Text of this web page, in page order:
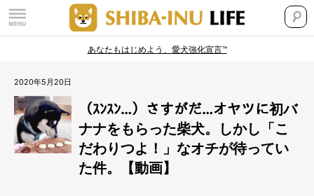
あなたもはじめよう、愛犬強化宣言™
2020年5月20日
（ｽﾝｽﾝ…）さすがだ…オヤツに初バ
ナナをもらった柴犬。しかし「こ
だわりつよ！」なオチが待ってい
た件。【動画】